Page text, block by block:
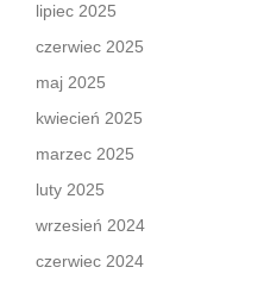
lipiec 2025
czerwiec 2025
maj 2025
kwiecień 2025
marzec 2025
luty 2025
wrzesień 2024
czerwiec 2024